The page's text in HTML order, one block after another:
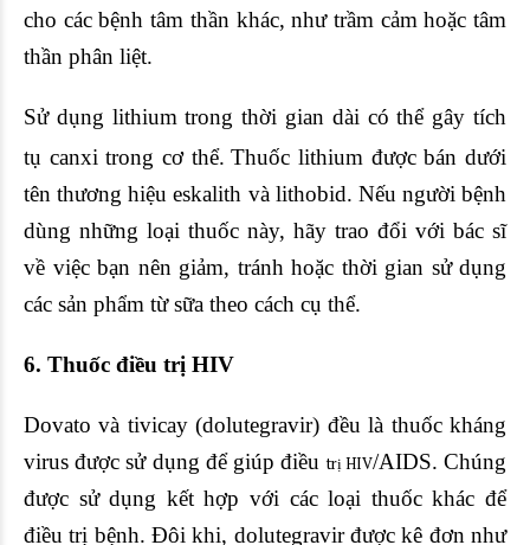
cho các bệnh tâm thần khác, như trầm cảm hoặc tâm
thần phân liệt.
Sử dụng lithium trong thời gian dài có thể gây tích
tụ canxi trong cơ thể. Thuốc lithium được bán dưới
tên thương hiệu eskalith và lithobid. Nếu người bệnh
dùng những loại thuốc này, hãy trao đổi với bác sĩ
về việc bạn nên giảm, tránh hoặc thời gian sử dụng
các sản phẩm từ sữa theo cách cụ thể.
6. Thuốc điều trị HIV
Dovato và tivicay (dolutegravir) đều là thuốc kháng
virus được sử dụng để giúp điềutrị HIV/AIDS. Chúng
được sử dụng kết hợp với các loại thuốc khác để
điều trị bệnh. Đôi khi, dolutegravir được kê đơn như